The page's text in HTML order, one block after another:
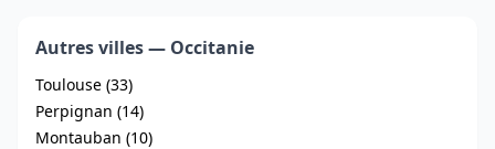
Autres villes — Occitanie
Toulouse (33)
Perpignan (14)
Montauban (10)